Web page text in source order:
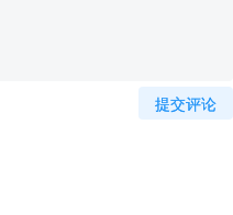
提交评论